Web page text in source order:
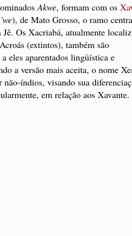
Akwe, formam com os
), de Mato Grosso, o ramo
Jê. Os Xacriabá, atualmente
(extintos), também são
eles aparentados lingüística e
a versão mais aceita, o nome
índios, visando sua
em relação aos Xavante.